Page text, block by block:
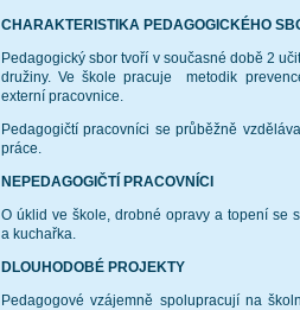
CHARAKTERISTIKA PEDAGOGICKÉHO
Pedagogický sbor tvoří v současné době 2
družiny. Ve škole pracuje
metodik
externí pracovnice.
Pedagogičtí pracovníci se průběžně
práce.
NEPEDAGOGIČTÍ PRACOVNÍCI
O úklid ve škole, drobné opravy a topení se
a kuchařka.
DLOUHODOBÉ PROJEKTY
Pedagogové vzájemně spolupracují na